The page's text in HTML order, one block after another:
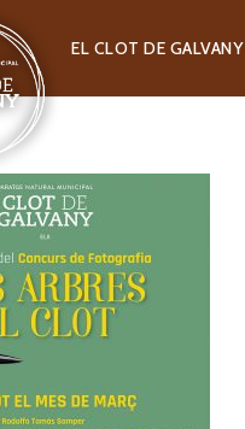
EL CLOT DE GALVANY